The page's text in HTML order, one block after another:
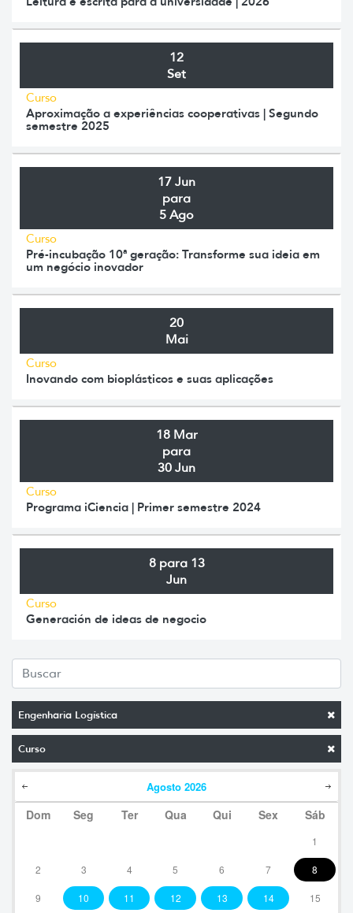
Engenharia Logística
Curso
Agosto 2026
Dom Seg Ter Qua Qui Sex Sáb
1
2 3 4 5 6 7 8
9 10 11 12 13 14 15
12
Set
Curso
Aproximação a experiências cooperativas | Segundo
semestre 2025
17 Jun
para
5 Ago
Curso
Pré-incubação 10ª geração: Transforme sua ideia em
um negócio inovador
20
Mai
Curso
Inovando com bioplásticos e suas aplicações
18 Mar
para
30 Jun
Curso
Programa iCiencia | Primer semestre 2024
8 para 13
Jun
Curso
Generación de ideas de negocio